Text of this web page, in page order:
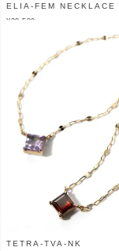
ELIA-FEM NECKLACE
¥38,500
TETRA-TVA-NK